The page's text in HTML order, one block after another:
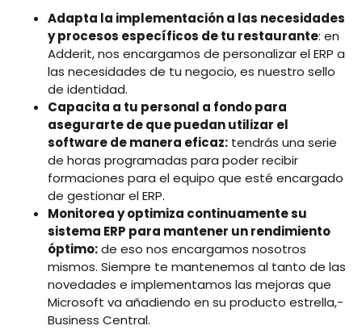
Adapta la implementación a las necesidades
y procesos específicos de tu restaurante: en
Adderit, nos encargamos de personalizar el ERP a
las necesidades de tu negocio, es nuestro sello
de identidad.
Capacita a tu personal a fondo para
asegurarte de que puedan utilizar el
software de manera eficaz:tendrás una serie
de horas programadas para poder recibir
formaciones para el equipo que esté encargado
de gestionar el ERP.
Monitorea y optimiza continuamente su
sistema ERP para mantener un rendimiento
óptimo:de eso nos encargamos nosotros
mismos. Siempre te mantenemos al tanto de las
novedades e implementamos las mejoras que
Microsoft va añadiendo en su producto estrella,-
Business Central.